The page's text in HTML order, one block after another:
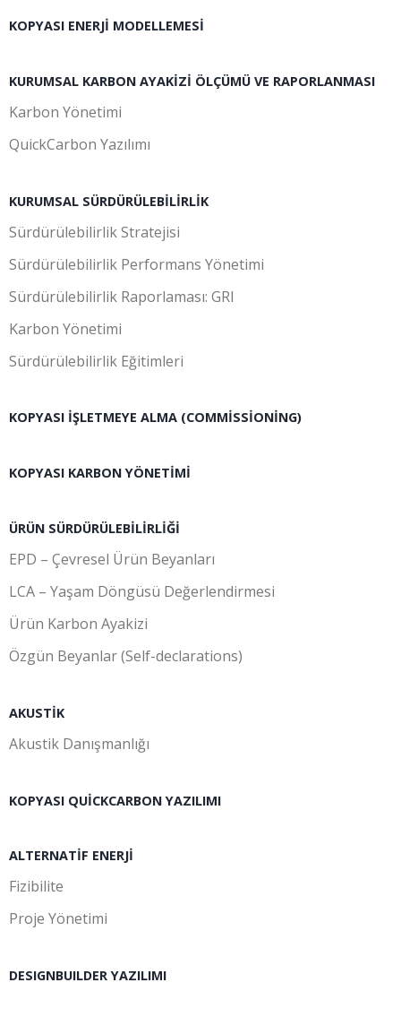
KOPYASI ENERJI MODELLEMESI
KURUMSAL KARBON AYAKIZI ÖLÇÜMÜ VE RAPORLANMASI
Karbon Yönetimi
QuickCarbon Yazılımı
KURUMSAL SÜRDÜRÜLEBILIRLIK
Sürdürülebilirlik Stratejisi
Sürdürülebilirlik Performans Yönetimi
Sürdürülebilirlik Raporlaması: GRI
Karbon Yönetimi
Sürdürülebilirlik Eğitimleri
KOPYASI İŞLETMEYE ALMA (COMMISSIONING)
KOPYASI KARBON YÖNETIMI
ÜRÜN SÜRDÜRÜLEBILIRLIĞI
EPD – Çevresel Ürün Beyanları
LCA – Yaşam Döngüsü Değerlendirmesi
Ürün Karbon Ayakizi
Özgün Beyanlar (Self-declarations)
AKUSTIK
Akustik Danışmanlığı
KOPYASI QUICKCARBON YAZILIMI
ALTERNATIF ENERJI
Fizibilite
Proje Yönetimi
DESIGNBUILDER YAZILIMI